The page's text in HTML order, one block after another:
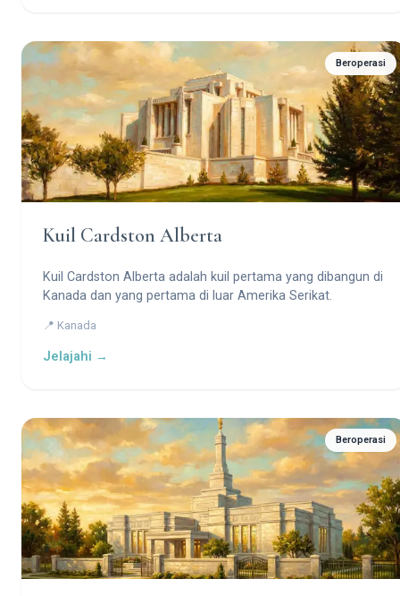
Beroperasi
Kuil Cardston Alberta
Kuil Cardston Alberta adalah kuil pertama yang dibangun di
Kanada dan yang pertama di luar Amerika Serikat.
📍 Kanada
Jelajahi →
Beroperasi